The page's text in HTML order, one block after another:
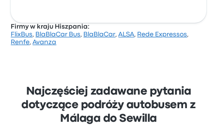
Firmy w kraju Hiszpania:
FlixBus, BlaBlaCar Bus, BlaBlaCar,ALSA, Rede Expressos,
Renfe,Avanza
Najczęściej zadawane pytania
dotyczące podróży autobusem z
Málaga do Sewilla